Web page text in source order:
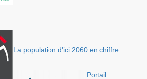
La population d'ici 2060 en chiffre
Portail